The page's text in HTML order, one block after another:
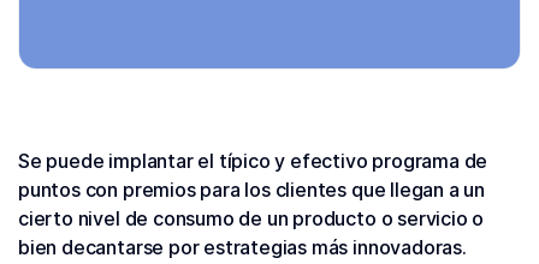
Se puede implantar el típico y efectivo programa de
puntos con premios para los clientes que llegan a un
cierto nivel de consumo de un producto o servicio o
bien decantarse por estrategias más innovadoras.